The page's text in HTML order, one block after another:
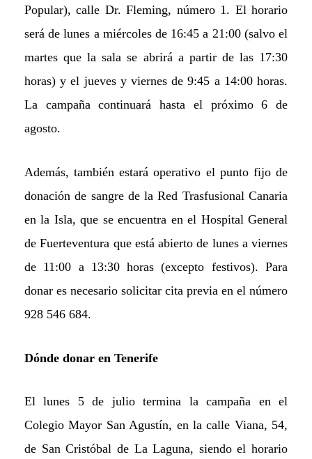
Popular), calle Dr. Fleming, número 1. El horario
será de lunes a miércoles de 16:45 a 21:00 (salvo el
martes que la sala se abrirá a partir de las 17:30
horas) y el jueves y viernes de 9:45 a 14:00 horas.
La campaña continuará hasta el próximo 6 de
agosto.
Además, también estará operativo el punto fijo de
donación de sangre de la Red Trasfusional Canaria
en la Isla, que se encuentra en el Hospital General
de Fuerteventura que está abierto de lunes a viernes
de 11:00 a 13:30 horas (excepto festivos). Para
donar es necesario solicitar cita previa en el número
928 546 684.
Dónde donar en Tenerife
El lunes 5 de julio termina la campaña en el
Colegio Mayor San Agustín, en la calle Viana, 54,
de San Cristóbal de La Laguna, siendo el horario